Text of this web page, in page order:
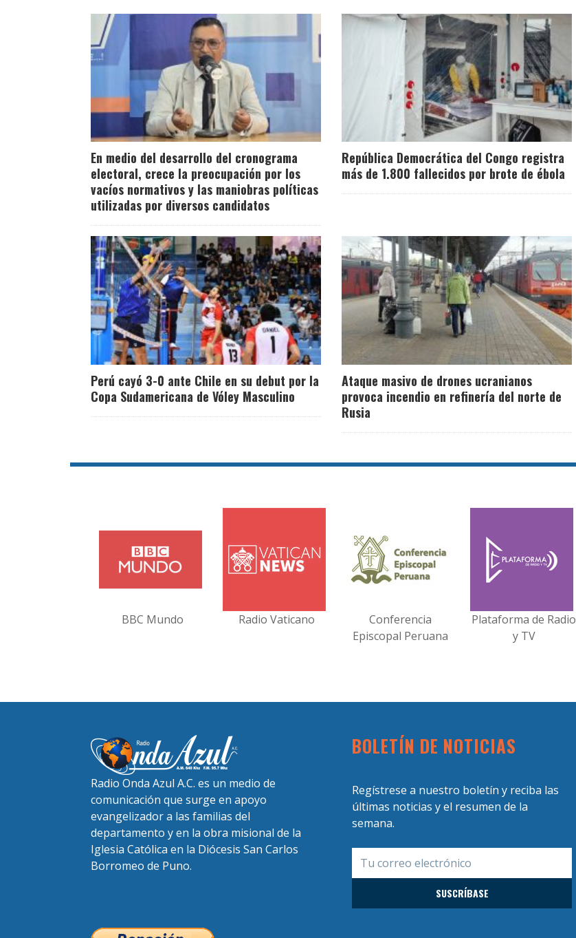
En medio del desarrollo del cronograma
electoral, crece la preocupación por los
vacíos normativos y las maniobras políticas
utilizadas por diversos candidatos
República Democrática del Congo registra
más de 1.800 fallecidos por brote de ébola
Perú cayó 3-0 ante Chile en su debut por la
Copa Sudamericana de Vóley Masculino
Ataque masivo de drones ucranianos
provoca incendio en refinería del norte de
Rusia
BBC Mundo Radio Vaticano
Conferencia
Episcopal Peruana
Plataforma de Radio
y TV
Radio Onda Azul A.C. es un medio de
comunicación que surge en apoyo
evangelizador a las familias del
departamento y en la obra misional de la
Iglesia Católica en la Diócesis San Carlos
Borromeo de Puno.
BOLETÍN DE NOTICIAS
Regístrese a nuestro boletín y reciba las
últimas noticias y el resumen de la
semana.